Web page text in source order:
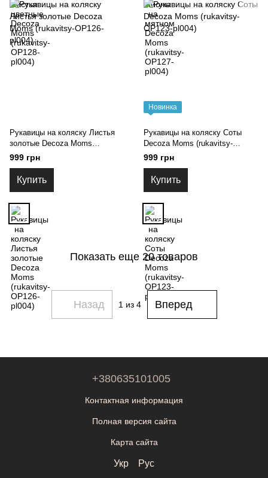
Рукавицы на коляску Листья
золотые Decoza Moms
(rukavitsy-OP126-pl004)
999 грн
Купить
Новинка
Рукавицы на коляску Соты
Decoza Moms (rukavitsy-
OP123-pl004)
999 грн
Купить
Показать еще 20 товаров
Назад 1 из 4 Вперед
+380635101005
Контактная информация
Полная версия сайта
Карта сайта
Укр Рус